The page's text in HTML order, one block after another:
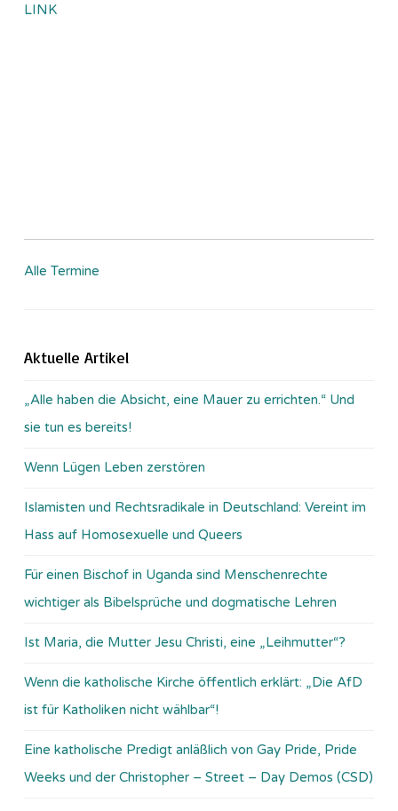
LINK
Alle Termine
Aktuelle Artikel
„Alle haben die Absicht, eine Mauer zu errichten.“ Und
sie tun es bereits!
Wenn Lügen Leben zerstören
Islamisten und Rechtsradikale in Deutschland: Vereint im
Hass auf Homosexuelle und Queers
Für einen Bischof in Uganda sind Menschenrechte
wichtiger als Bibelsprüche und dogmatische Lehren
Ist Maria, die Mutter Jesu Christi, eine „Leihmutter“?
Wenn die katholische Kirche öffentlich erklärt: „Die AfD
ist für Katholiken nicht wählbar“!
Eine katholische Predigt anläßlich von Gay Pride, Pride
Weeks und der Christopher – Street – Day Demos (CSD)